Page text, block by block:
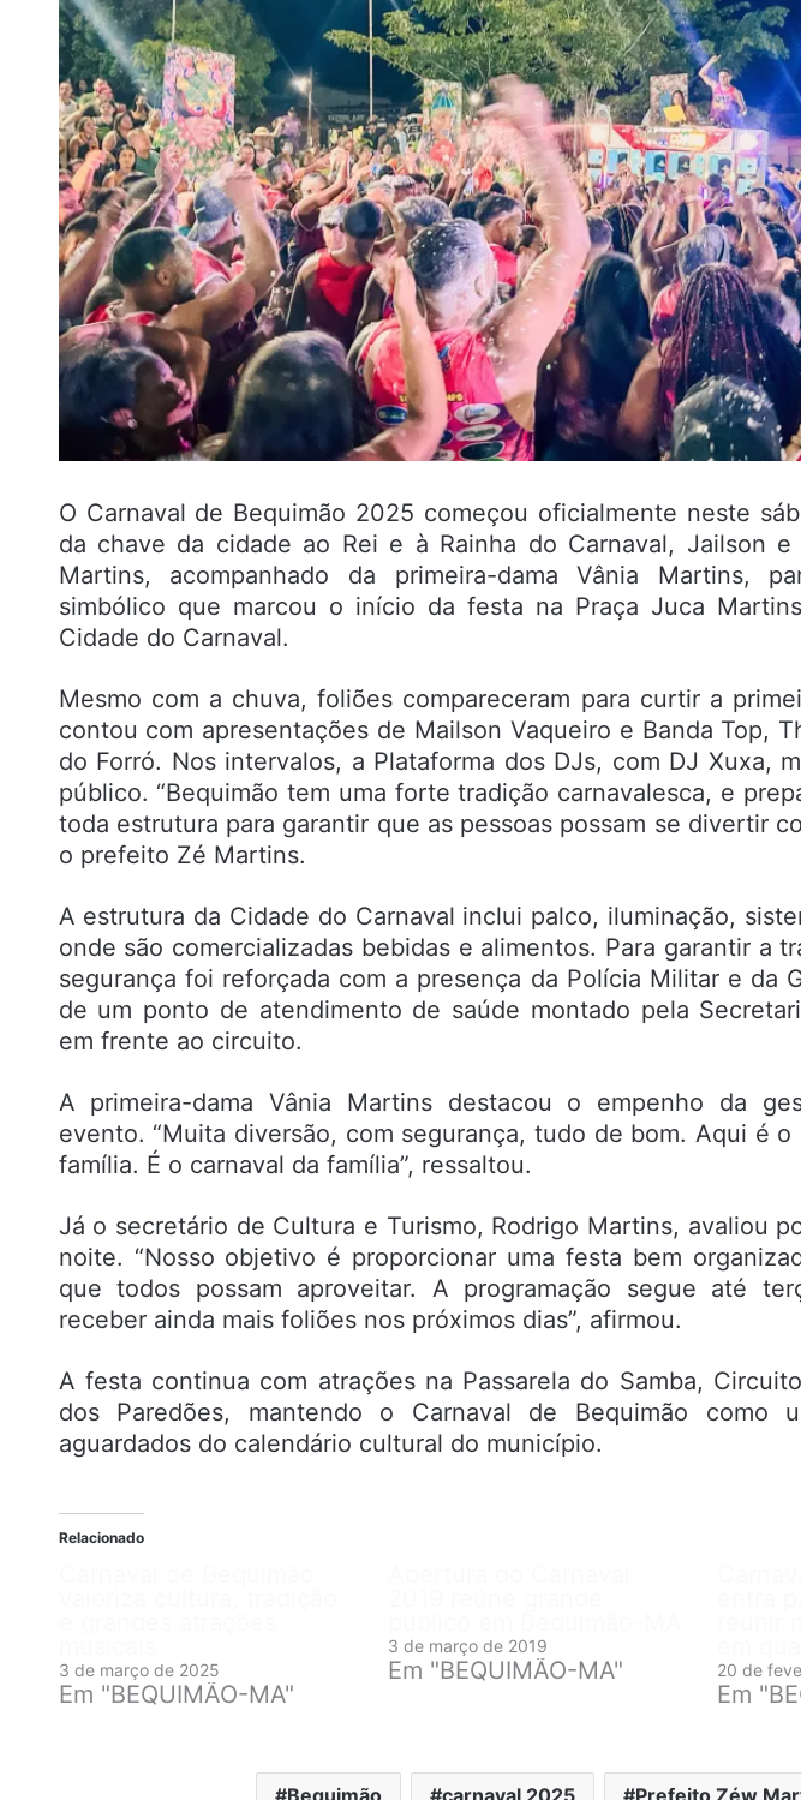
O Carnaval de Bequimão 2025 começou oficialmente neste
da chave da cidade ao Rei e à Rainha do Carnaval, Jailson
Martins, acompanhado da primeira-dama Vânia Martins,
simbólico que marcou o início da festa na Praça Juca
Cidade do Carnaval.
Mesmo com a chuva, foliões compareceram para curtir a
contou com apresentações de Mailson Vaqueiro e Banda Top,
do Forró. Nos intervalos, a Plataforma dos DJs, com DJ Xuxa,
público. “Bequimão tem uma forte tradição carnavalesca, e
toda estrutura para garantir que as pessoas possam se divertir
o prefeito Zé Martins.
A estrutura da Cidade do Carnaval inclui palco, iluminação,
onde são comercializadas bebidas e alimentos. Para garantir a
segurança foi reforçada com a presença da Polícia Militar e da
de um ponto de atendimento de saúde montado pela
em frente ao circuito.
A primeira-dama Vânia Martins destacou o empenho da
evento. “Muita diversão, com segurança, tudo de bom. Aqui é
família. É o carnaval da família”, ressaltou.
Já o secretário de Cultura e Turismo, Rodrigo Martins, avaliou
noite. “Nosso objetivo é proporcionar uma festa bem
que todos possam aproveitar. A programação segue até
receber ainda mais foliões nos próximos dias”, afirmou.
A festa continua com atrações na Passarela do Samba,
dos Paredões, mantendo o Carnaval de Bequimão como
aguardados do calendário cultural do município.
Relacionado
3 de março de 2025
Em "BEQUIMÃO-MA"
3 de março de 2019
Em "BEQUIMÃO-MA" 20 de
Em
Bequimão carnaval 2025 Prefeito Zéw